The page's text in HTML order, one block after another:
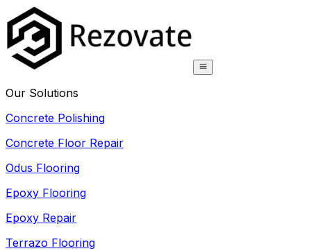
Our Solutions
Concrete Polishing
Concrete Floor Repair
Odus Flooring
Epoxy Flooring
Epoxy Repair
Terrazo Flooring